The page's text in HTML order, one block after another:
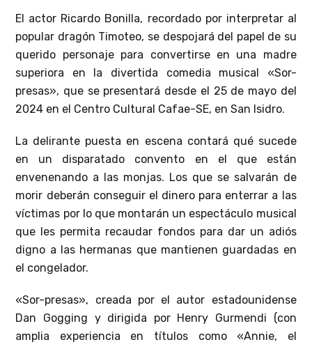
El actor Ricardo Bonilla, recordado por interpretar al
popular dragón Timoteo, se despojará del papel de su
querido personaje para convertirse en una madre
superiora en la divertida comedia musical «Sor-
presas», que se presentará desde el 25 de mayo del
2024 en el Centro Cultural Cafae-SE, en San Isidro.
La delirante puesta en escena contará qué sucede
en un disparatado convento en el que están
envenenando a las monjas. Los que se salvarán de
morir deberán conseguir el dinero para enterrar a las
víctimas por lo que montarán un espectáculo musical
que les permita recaudar fondos para dar un adiós
digno a las hermanas que mantienen guardadas en
el congelador.
«Sor-presas», creada por el autor estadounidense
Dan Gogging y dirigida por Henry Gurmendi (con
amplia experiencia en títulos como «Annie, el